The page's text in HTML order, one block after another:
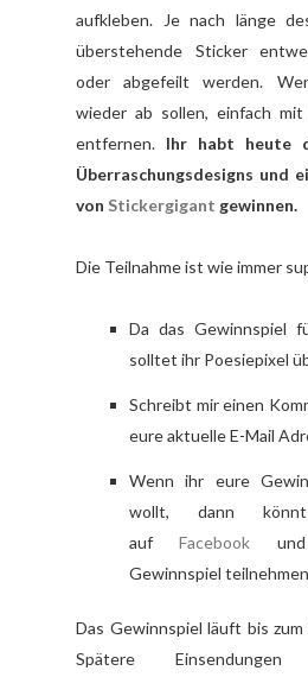
aufkleben. Je nach länge
überstehende Sticker
oder abgefeilt werden.
wieder ab sollen, einfach mit
entfernen. Ihr habt heute
Überraschungsdesigns und
von Stickergigant gewinnen.
Die Teilnahme ist wie immer
Da das Gewinnspiel
solltet ihr Poesiepixel
Schreibt mir einen
eure aktuelle E-Mail
Wenn ihr eure
wollt, dann
aufFacebook
Gewinnspiel teilnehmen
Das Gewinnspiel läuft bis
Spätere